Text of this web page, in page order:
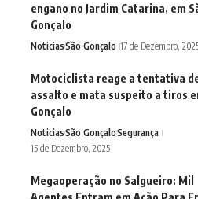
engano no Jardim Catarina, em
Gonçalo
NoticiasSão Gonçalo 17 de Dezembro,
Motociclista reage a tentativa
assalto e mata suspeito a tiros
Gonçalo
NoticiasSão GonçaloSegurança
15 de Dezembro, 2025
Megaoperação no Salgueiro: Mil